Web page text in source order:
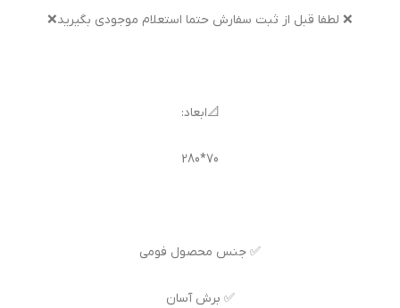
❌ لطفا قبل از ثبت سفارش حتما استعلام موجودی بگیرید❌
📐ابعاد:
70*280
✅ جنس محصول فومی
✅ برش آسان